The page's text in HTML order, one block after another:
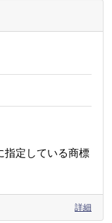
指定している商標
詳細